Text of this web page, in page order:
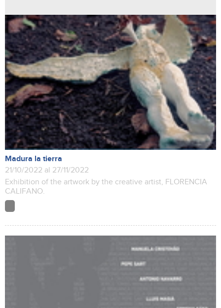
Madura la tierra
21/10/2022 al 27/11/2022
Exhibition of the artwork by the creative artist, FLORENCIA
CALIFANO.